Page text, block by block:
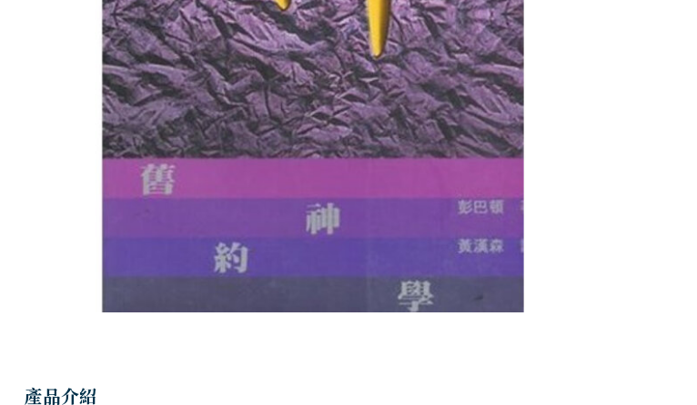
產品介紹